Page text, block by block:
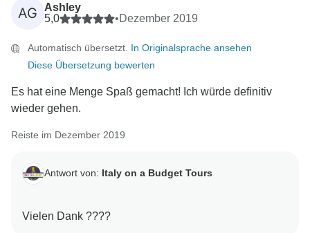
AG
Ashley
5,0
•Dezember 2019
Automatisch übersetzt. In Originalsprache ansehen
Diese Übersetzung bewerten
Es hat eine Menge Spaß gemacht! Ich würde definitiv
wieder gehen.
Reiste im Dezember 2019
Antwort von: Italy on a Budget Tours